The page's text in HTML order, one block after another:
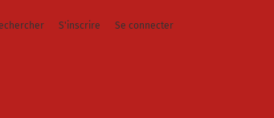
S'inscrire Se connecter